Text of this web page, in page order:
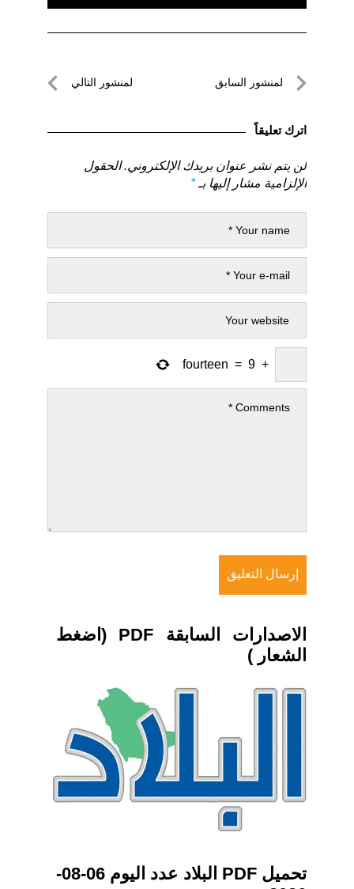
تصفّحلمنشور السابق
السابق
لمنشور التالي
اترك تعليقاً
لن يتم نشر عنوان بريدك الإلكتروني. الحقول
الإلزامية مشار إليها بـ*
+
9
=
fourteen
الاصدارات السابقة PDF (اضغط
الشعار )
تحميل PDF البلاد عدد اليوم 06-08-